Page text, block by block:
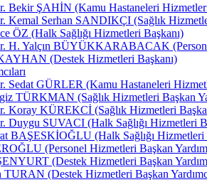
Bekir ŞAHİN (Kamu Hastaneleri
Kemal Serhan SANDIKÇI (Sağlık
ÖZ (Halk Sağlığı Hizmetleri Başkanı)
H. Yalçın BÜYÜKKARABACAK
(Destek Hizmetleri Başkanı)
Sedat GÜRLER (Kamu Hastaneleri
TÜRKMAN (Sağlık Hizmetleri Başkan
Koray KÜREKCİ (Sağlık Hizmetleri Başkan
Duygu SUVACI (Halk Sağlığı Hizmetleri
BAŞESKİOĞLU (Halk Sağlığı Hizmetleri
(Personel Hizmetleri Başkan
(Destek Hizmetleri Başkan
TURAN (Destek Hizmetleri Başkan